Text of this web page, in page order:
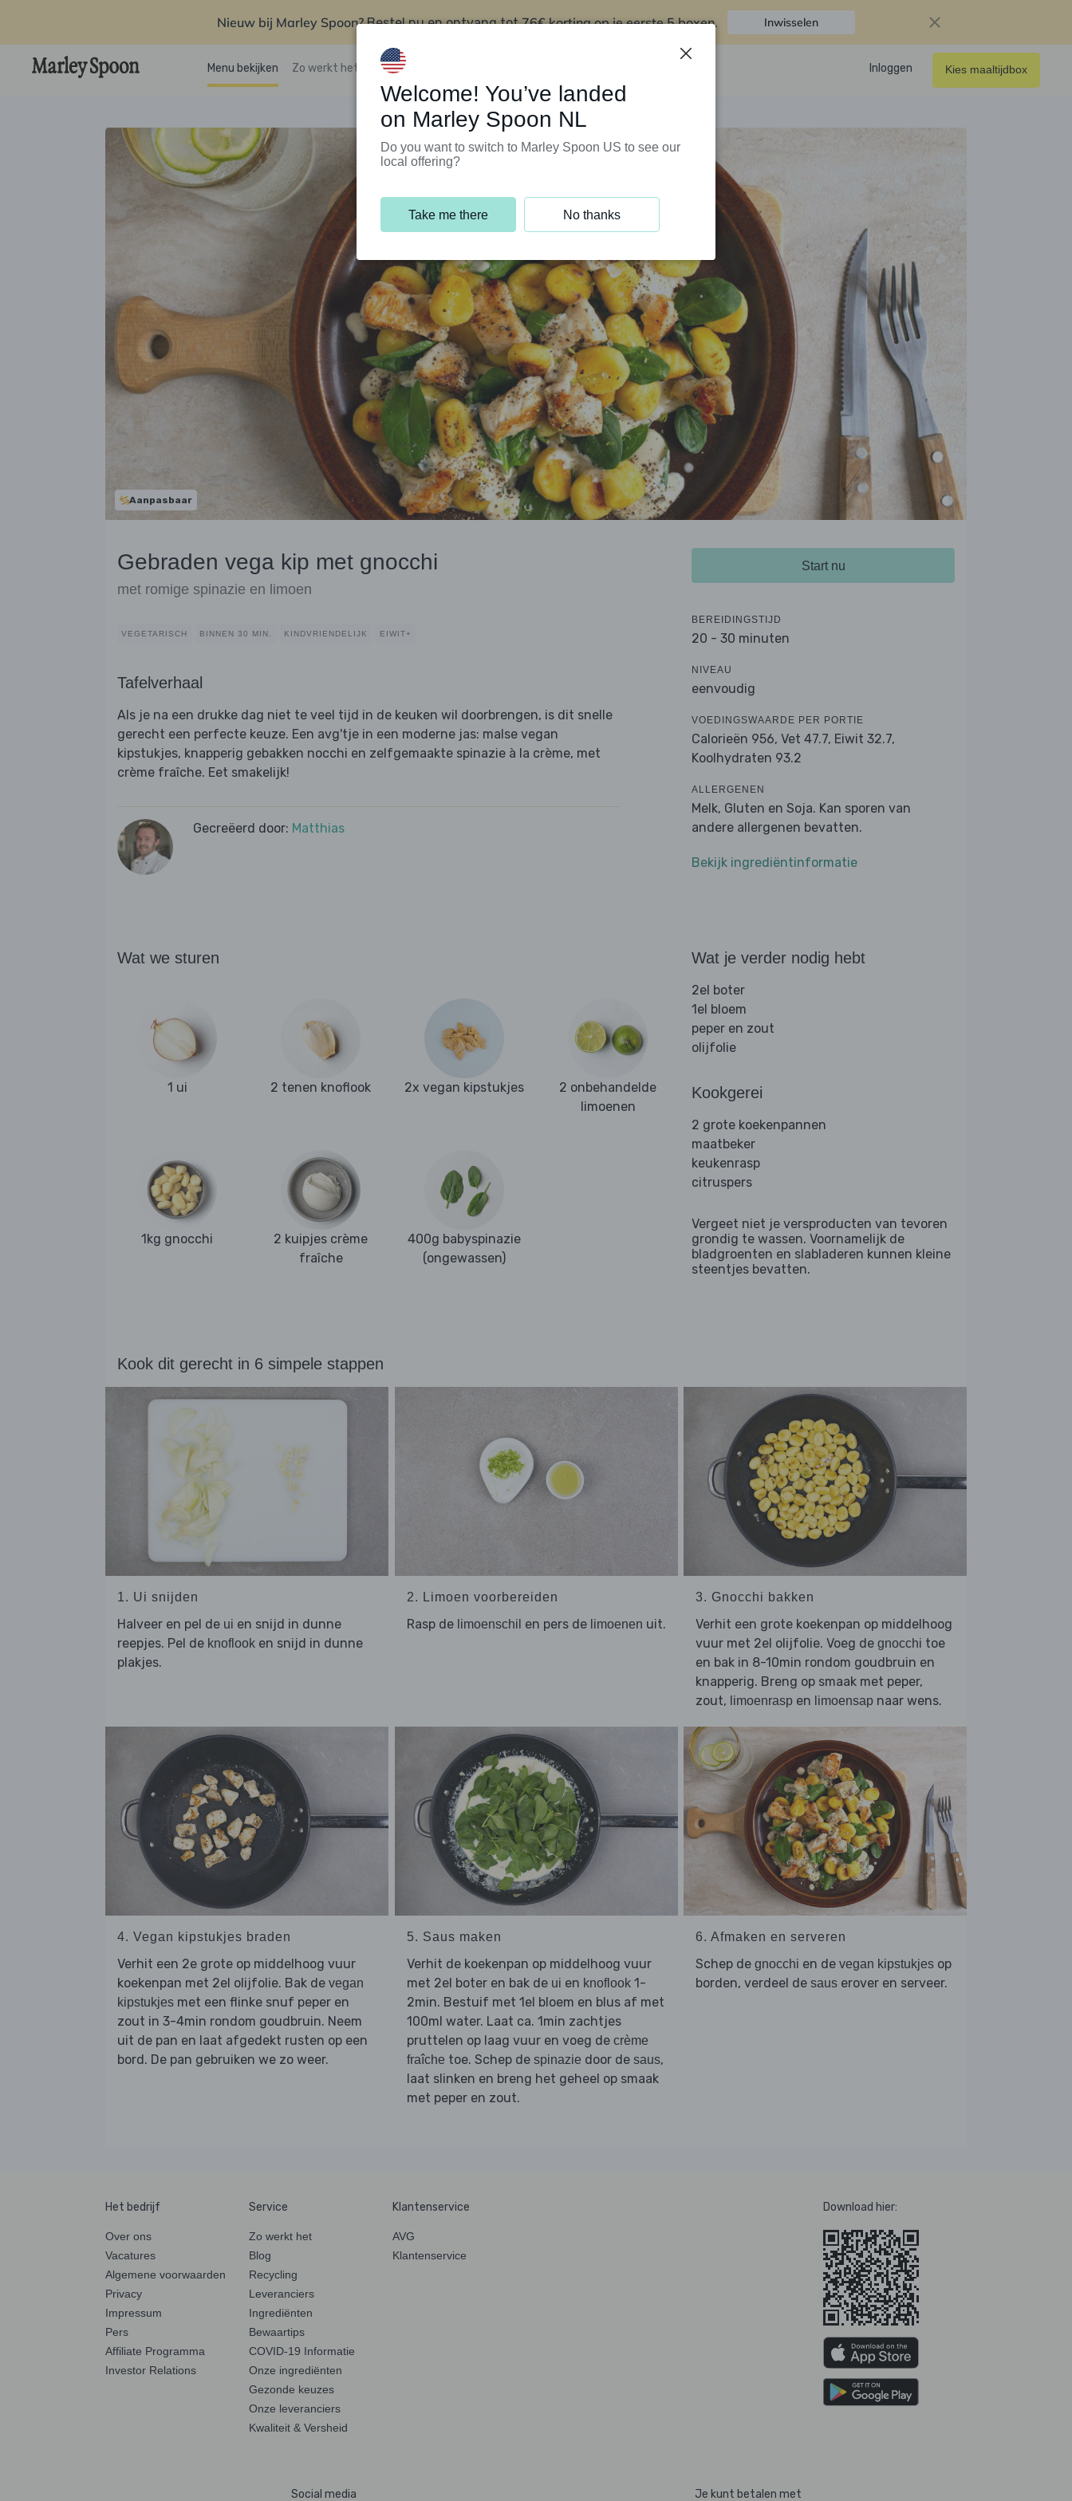
Nieuw bij Marley Spoon?Bestel nu en ontvang tot76€ korting op je eerste 5 boxen. Inwisselen
Menu bekijken Zo werkt het Klantenservice Inloggen Kies maaltijdbox
Aanpasbaar
Gebraden vega kip met gnocchi
met romige spinazie en limoen
VEGETARISCH BINNEN 30 MIN. KINDVRIENDELIJK EIWIT+
Tafelverhaal
Als je na een drukke dag niet te veel tijd in de keuken wil doorbrengen, is dit snelle
gerecht een perfecte keuze. Een avg'tje in een moderne jas: malse vegan
kipstukjes, knapperig gebakken nocchi en zelfgemaakte spinazie à la crème, met
crème fraîche. Eet smakelijk!
Gecreëerd door: Matthias
Start nu
BEREIDINGSTIJD
20 - 30 minuten
NIVEAU
eenvoudig
VOEDINGSWAARDE PER PORTIE
Calorieën 956, Vet 47.7, Eiwit 32.7,
Koolhydraten 93.2
ALLERGENEN
Melk, Gluten en Soja. Kan sporen van
andere allergenen bevatten.
Bekijk ingrediëntinformatie
Wat we sturen
1 ui 2 tenen knoflook 2x vegan kipstukjes
2 onbehandelde
limoenen
1kg gnocchi
2 kuipjes crème
fraîche
400g babyspinazie
(ongewassen)
Wat je verder nodig hebt
2el boter
1el bloem
peper en zout
olijfolie
Kookgerei
2 grote koekenpannen
maatbeker
keukenrasp
citruspers
Vergeet niet je versproducten van tevoren
grondig te wassen. Voornamelijk de
bladgroenten en slabladeren kunnen kleine
steentjes bevatten.
Kook dit gerecht in 6 simpele stappen
1. Ui snijden
Halveer en pel de ui en snijd in dunne
reepjes. Pel de knoflook en snijd in dunne
plakjes.
2. Limoen voorbereiden
Rasp de limoenschil en pers de limoenen uit.
3. Gnocchi bakken
Verhit een grote koekenpan op middelhoog
vuur met 2el olijfolie. Voeg de gnocchi toe
en bak in 8-10min rondom goudbruin en
knapperig. Breng op smaak met peper,
zout, limoenrasp en limoensap naar wens.
4. Vegan kipstukjes braden
Verhit een 2e grote op middelhoog vuur
koekenpan met 2el olijfolie. Bak de vegan
kipstukjes met een flinke snuf peper en
zout in 3-4min rondom goudbruin. Neem
uit de pan en laat afgedekt rusten op een
bord. De pan gebruiken we zo weer.
5. Saus maken
Verhit de koekenpan op middelhoog vuur
met 2el boter en bak de ui en knoflook1-
2min. Bestuif met 1el bloem en blus af met
100ml water. Laat ca. 1min zachtjes
pruttelen op laag vuur en voeg de crème
fraîche toe. Schep de spinazie door de saus,
laat slinken en breng het geheel op smaak
met peper en zout.
6. Afmaken en serveren
Schep de gnocchi en de vegan kipstukjes op
borden, verdeel de saus erover en serveer.
Het bedrijf
Over ons
Vacatures
Algemene voorwaarden
Privacy
Impressum
Pers
Affiliate Programma
Investor Relations
Service
Zo werkt het
Blog
Recycling
Leveranciers
Ingrediënten
Bewaartips
COVID-19 Informatie
Onze ingrediënten
Gezonde keuzes
Onze leveranciers
Kwaliteit & Versheid
Klantenservice
AVG
Klantenservice
Download hier:
Social media Je kunt betalen met
Welcome! You’ve landed
on Marley Spoon NL
Do you want to switch to Marley Spoon US to see our
local offering?
Take me there No thanks